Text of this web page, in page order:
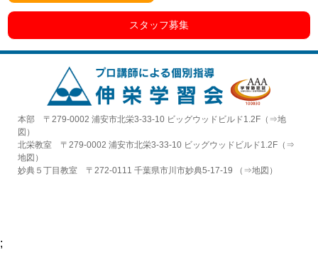
スタッフ募集
本部 〒279-0002 浦安市北栄3-33-10 ビッグウッドビルド1.2F（⇒地
図 ）
北栄教室 〒279-0002 浦安市北栄3-33-10 ビッグウッドビルド1.2F（⇒
地図 ）
妙典５丁目教室 〒272-0111 千葉県市川市妙典5-17-19 （⇒地図 ）
;